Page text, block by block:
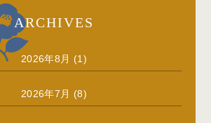
ARCHIVES
2026年8月 (1)
2026年7月 (8)